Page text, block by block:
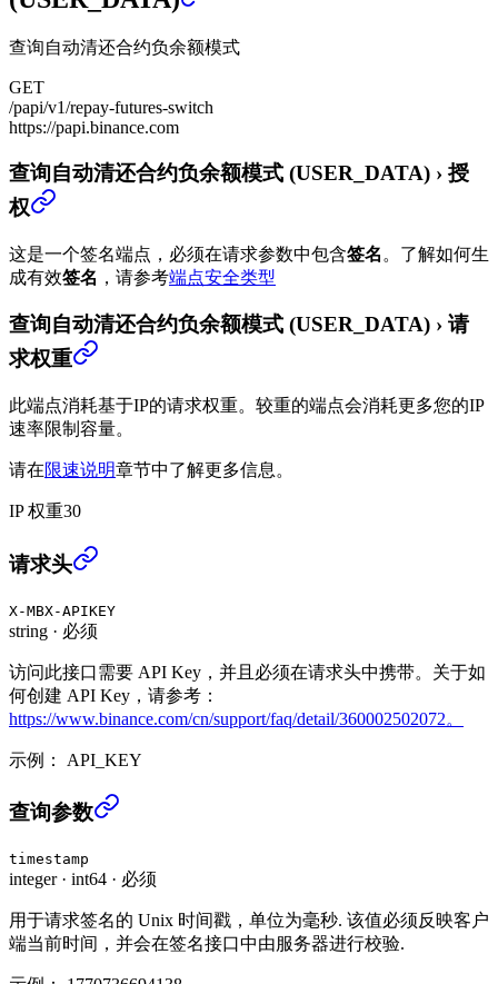
查询自动清还合约负余额模式
GET
/papi/v1/repay-futures-switch
https://papi.binance.com
查询自动清还合约负余额模式 (USER_DATA) › 授
权
这是一个签名端点，必须在请求参数中包含签名 。 了解如何生
成有效签名 ，请参考端点安全类型
查询自动清还合约负余额模式 (USER_DATA) › 请
求权重
此端点消耗基于IP的请求权重。较重的端点会消耗更多您的IP
速率限制容量。
请在限速说明章节中了解更多信息。
IP 权重30
查询自动清还合约负余额模式 (USER_DATA)
请求头
X-MBX-APIKEY
string · 必须
访问此接口需要 API Key，并且必须在请求头中携带。关于如
何创建 API Key，请参考：
https://www.binance.com/cn/support/faq/detail/360002502072。
示例： API_KEY
查询自动清还合约负余额模式 (USER_DATA)
查询参数
timestamp
integer· int64 · 必须
用于请求签名的 Unix 时间戳，单位为毫秒. 该值必须反映客户
端当前时间，并会在签名接口中由服务器进行校验.